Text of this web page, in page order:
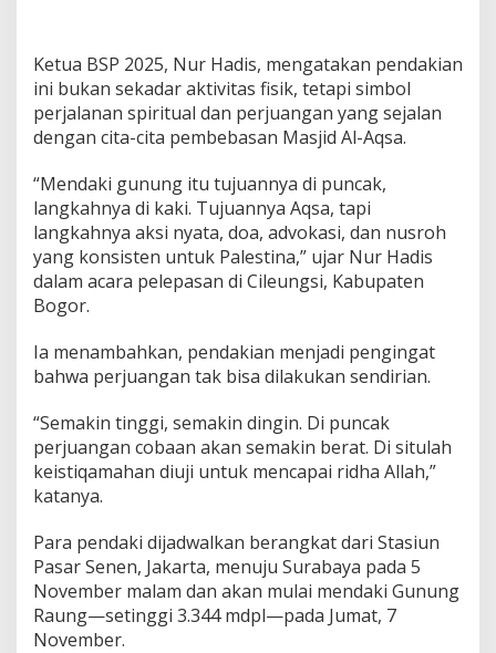
Ketua BSP 2025, Nur Hadis, mengatakan pendakian
ini bukan sekadar aktivitas fisik, tetapi simbol
perjalanan spiritual dan perjuangan yang sejalan
dengan cita-cita pembebasan Masjid Al-Aqsa.
“Mendaki gunung itu tujuannya di puncak,
langkahnya di kaki. Tujuannya Aqsa, tapi
langkahnya aksi nyata, doa, advokasi, dan nusroh
yang konsisten untuk Palestina,” ujar Nur Hadis
dalam acara pelepasan di Cileungsi, Kabupaten
Bogor.
Ia menambahkan, pendakian menjadi pengingat
bahwa perjuangan tak bisa dilakukan sendirian.
“Semakin tinggi, semakin dingin. Di puncak
perjuangan cobaan akan semakin berat. Di situlah
keistiqamahan diuji untuk mencapai ridha Allah,”
katanya.
Para pendaki dijadwalkan berangkat dari Stasiun
Pasar Senen, Jakarta, menuju Surabaya pada 5
November malam dan akan mulai mendaki Gunung
Raung—setinggi 3.344 mdpl—pada Jumat, 7
November.